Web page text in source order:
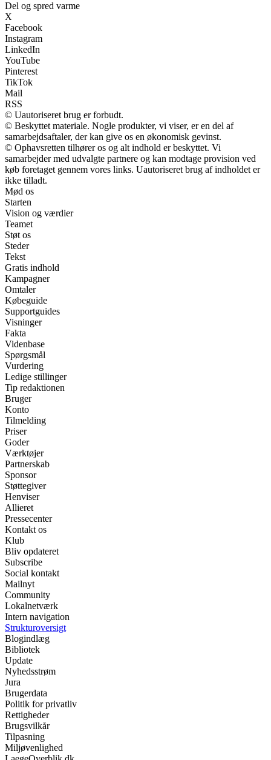
Del og spred varme
X
Facebook
Instagram
LinkedIn
YouTube
Pinterest
TikTok
Mail
RSS
© Uautoriseret brug er forbudt.
© Beskyttet materiale. Nogle produkter, vi viser, er en del af
samarbejdsaftaler, der kan give os en økonomisk gevinst.
© Ophavsretten tilhører os og alt indhold er beskyttet. Vi
samarbejder med udvalgte partnere og kan modtage provision ved
køb foretaget gennem vores links. Uautoriseret brug af indholdet er
ikke tilladt.
Mød os
Starten
Vision og værdier
Teamet
Støt os
Steder
Tekst
Gratis indhold
Kampagner
Omtaler
Købeguide
Supportguides
Visninger
Fakta
Videnbase
Spørgsmål
Vurdering
Ledige stillinger
Tip redaktionen
Bruger
Konto
Tilmelding
Priser
Goder
Værktøjer
Partnerskab
Sponsor
Støttegiver
Henviser
Allieret
Pressecenter
Kontakt os
Klub
Bliv opdateret
Subscribe
Social kontakt
Mailnyt
Community
Lokalnetværk
Intern navigation
Strukturoversigt
Blogindlæg
Bibliotek
Update
Nyhedsstrøm
Jura
Brugerdata
Politik for privatliv
Rettigheder
Brugsvilkår
Tilpasning
Miljøvenlighed